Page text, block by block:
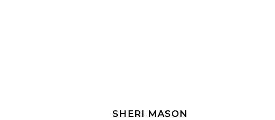
SHERI MASON